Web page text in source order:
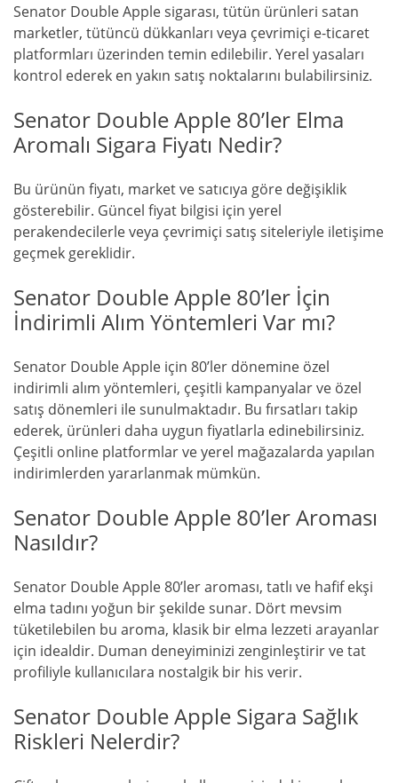
Senator Double Apple sigarası, tütün ürünleri satan
marketler, tütüncü dükkanları veya çevrimiçi e-ticaret
platformları üzerinden temin edilebilir. Yerel yasaları
kontrol ederek en yakın satış noktalarını bulabilirsiniz.
Senator Double Apple 80’ler Elma
Aromalı Sigara Fiyatı Nedir?
Bu ürünün fiyatı, market ve satıcıya göre değişiklik
gösterebilir. Güncel fiyat bilgisi için yerel
perakendecilerle veya çevrimiçi satış siteleriyle iletişime
geçmek gereklidir.
Senator Double Apple 80’ler İçin
İndirimli Alım Yöntemleri Var mı?
Senator Double Apple için 80’ler dönemine özel
indirimli alım yöntemleri, çeşitli kampanyalar ve özel
satış dönemleri ile sunulmaktadır. Bu fırsatları takip
ederek, ürünleri daha uygun fiyatlarla edinebilirsiniz.
Çeşitli online platformlar ve yerel mağazalarda yapılan
indirimlerden yararlanmak mümkün.
Senator Double Apple 80’ler Aroması
Nasıldır?
Senator Double Apple 80’ler aroması, tatlı ve hafif ekşi
elma tadını yoğun bir şekilde sunar. Dört mevsim
tüketilebilen bu aroma, klasik bir elma lezzeti arayanlar
için idealdir. Duman deneyiminizi zenginleştirir ve tat
profiliyle kullanıcılara nostalgik bir his verir.
Senator Double Apple Sigara Sağlık
Riskleri Nelerdir?